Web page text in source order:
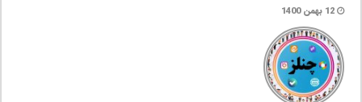
12 بهمن 1400